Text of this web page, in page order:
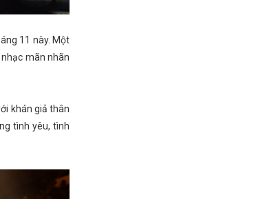
11 này. Một
mãn nhãn
khán giả thân
tình yêu, tình